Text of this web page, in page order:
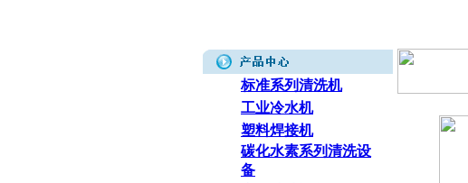
标准系列清洗机
工业冷水机
塑料焊接机
碳化水素系列清洗设
备